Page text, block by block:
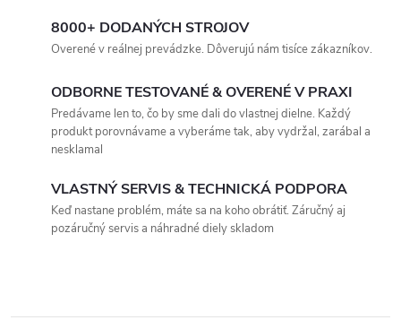
8000+ DODANÝCH STROJOV
Overené v reálnej prevádzke. Dôverujú nám tisíce zákazníkov.
ODBORNE TESTOVANÉ & OVERENÉ V PRAXI
Predávame len to, čo by sme dali do vlastnej dielne. Každý
produkt porovnávame a vyberáme tak, aby vydržal, zarábal a
nesklamal
VLASTNÝ SERVIS & TECHNICKÁ PODPORA
Keď nastane problém, máte sa na koho obrátiť. Záručný aj
pozáručný servis a náhradné diely skladom